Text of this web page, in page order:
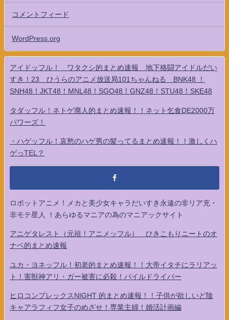
コメントフィード
WordPress.org
アイドッフル！ ワタクシ的まとめ速報 地下格闘アイドルだい
すき！23 ひうらのアニメ放送局101ちゃんねる BNK48 ！
SNH48！JKT48！MNL48！SGO48！GNZ48！STU48！SKE48
タダッフル！ネトゲ廃人的まとめ速報！！ネット乞食DE2000万
パワーズ！
・ハゲッフル！哀愁のハゲ男の髪ってるまとめ速報！！激しくハ
ゲっTEL？
ロボットアニメ！メカと美少女キャラだいすき永遠の非リア充・
非モテ星人 ！あらゆるマニアの為のマニアックサイト
アニゲタレスト（元祖！アニメッフル） ひきこもりニートのオ
ナベ的まとめ速報
ユカ・ヨネッフル！初老的まとめ速報！！大帝イタチにラリアッ
ト！害獣神アリ・ガー被害に必殺！パイルドライバー
ヒロコンプレックスNIGHT 的まとめ速報！！子供が欲しいど陰
キャアラフィフ女子のめざせ！専業主婦！婚活計画編